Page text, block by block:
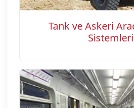
Tank ve Askeri
Sistemleri